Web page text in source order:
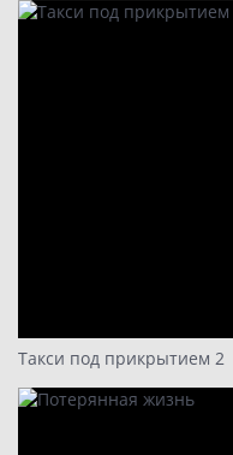
Такси под прикрытием 2